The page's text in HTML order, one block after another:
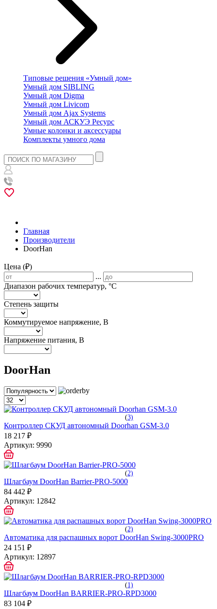
Типовые решения «Умный дом»
Умный дом SIBLING
Умный дом Digma
Умный дом Livicom
Умный дом Ajax Systems
Умный дом АСКУЭ Ресурс
Умные колонки и аксессуары
Комплекты умного дома
Главная
Производители
DoorHan
Цена (₽)
...
Диапазон рабочих температур, °С
Степень защиты
Коммутируемое напряжение, В
Напряжение питания, В
DoorHan
(3)
Контроллер СКУД автономный Doorhan GSM-3.0
18 217 ₽
Артикул: 9990
(2)
Шлагбаум DoorHan Barrier-PRO-5000
84 442 ₽
Артикул: 12842
(2)
Автоматика для распашных ворот DoorHan Swing-3000PRO
24 151 ₽
Артикул: 12897
(1)
Шлагбаум DoorHan BARRIER-PRO-RPD3000
83 104 ₽